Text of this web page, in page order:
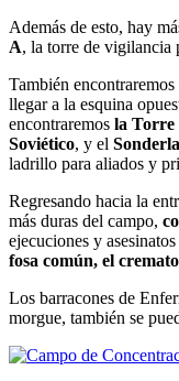
Además de esto, hay
A, la torre de vigilancia
También encontraremos
llegar a la esquina
encontraremos la Torre
Soviético, y el
ladrillo para aliados y
Regresando hacia la
más duras del campo,
ejecuciones y
fosa común, el
Los barracones de
morgue, también se